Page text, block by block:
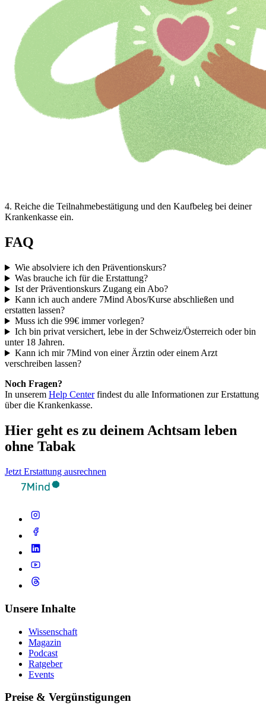
4. Reiche die Teilnahmebestätigung und den Kaufbeleg bei deiner
Krankenkasse ein.
FAQ
Wie absolviere ich den Präventionskurs?
Was brauche ich für die Erstattung?
Ist der Präventionskurs Zugang ein Abo?
Kann ich auch andere 7Mind Abos/Kurse abschließen und
erstatten lassen?
Muss ich die 99€ immer vorlegen?
Ich bin privat versichert, lebe in der Schweiz/Österreich oder bin
unter 18 Jahren.
Kann ich mir 7Mind von einer Ärztin oder einem Arzt
verschreiben lassen?
Noch Fragen?
In unserem Help Centerfindest du alle Informationen zur Erstattung
über die Krankenkasse.
Hier geht es zu deinem Achtsam leben
ohne Tabak
Jetzt Erstattung ausrechnen
Unsere Inhalte
Wissenschaft
Magazin
Podcast
Ratgeber
Events
Preise & Vergünstigungen